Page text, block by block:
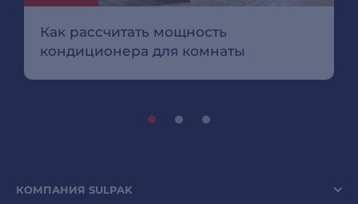
Как рассчитать мощность
кондиционера для комнаты
КОМПАНИЯ SULPAK